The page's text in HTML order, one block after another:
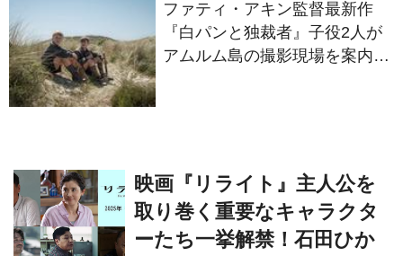
ファティ・アキン監督最新作
『白パンと独裁者』子役2人が
アムルム島の撮影現場を案内！
映画『リライト』主人公を
取り巻く重要なキャラクタ
ーたち一挙解禁！石田ひか